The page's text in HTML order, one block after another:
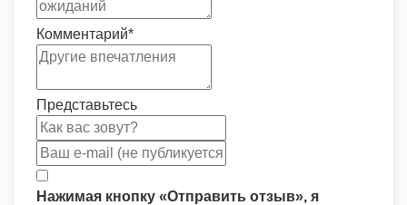
Комментарий*
Представьтесь
Нажимая кнопку «Отправить отзыв», я